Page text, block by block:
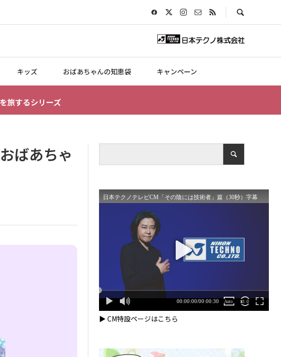
キッズ おばあちゃんの知恵袋 キャンペーン
旅するシリーズ
ばあちゃ
▶ CM特設ページはこちら